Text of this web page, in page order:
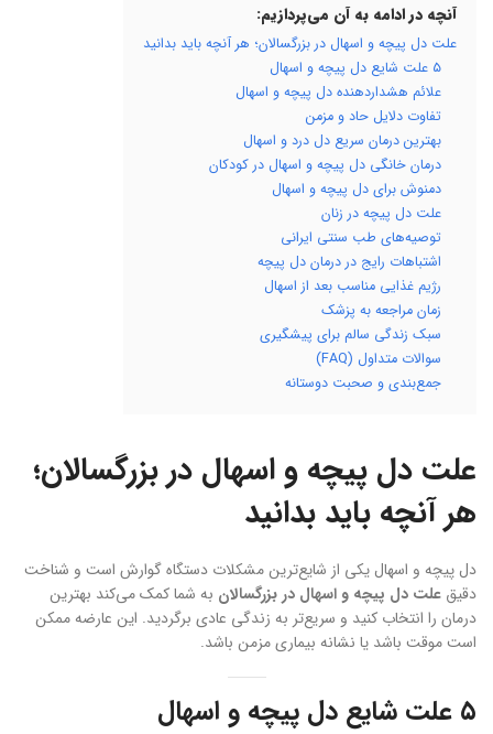
آنچه در ادامه به آن می‌پردازیم:
علت دل پیچه و اسهال در بزرگسالان؛ هر آنچه باید بدانید
۵ علت شایع دل پیچه و اسهال
علائم هشداردهنده دل پیچه و اسهال
تفاوت دلایل حاد و مزمن
بهترین درمان سریع دل درد و اسهال
درمان خانگی دل پیچه و اسهال در کودکان
دمنوش برای دل پیچه و اسهال
علت دل پیچه در زنان
توصیه‌های طب سنتی ایرانی
اشتباهات رایج در درمان دل پیچه
رژیم غذایی مناسب بعد از اسهال
زمان مراجعه به پزشک
سبک زندگی سالم برای پیشگیری
سوالات متداول (FAQ)
جمع‌بندی و صحبت دوستانه
علت دل پیچه و اسهال در بزرگسالان؛
هر آنچه باید بدانید
دل پیچه و اسهال یکی از شایع‌ترین مشکلات دستگاه گوارش است و شناخت
دقیق علت دل پیچه و اسهال در بزرگسالان به شما کمک می‌کند بهترین
درمان را انتخاب کنید و سریع‌تر به زندگی عادی برگردید. این عارضه ممکن
است موقت باشد یا نشانه بیماری مزمن باشد.
۵ علت شایع دل پیچه و اسهال